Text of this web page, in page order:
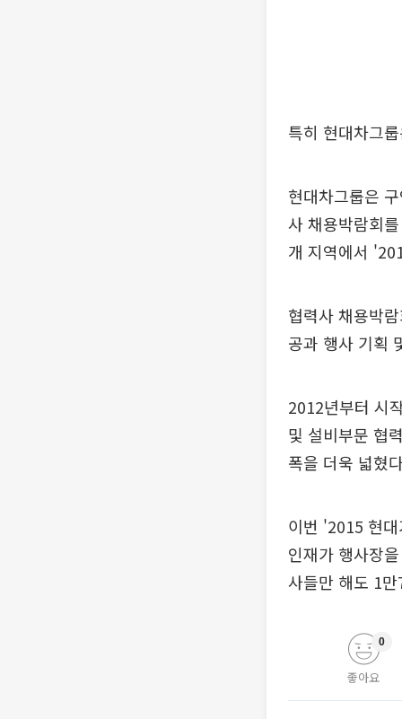
특히 현대차그
현대차그룹은
사 채용박람회
개 지역에서
협력사 채용박
공과 행사 기획
2012년부터 시
및 설비부문 협
폭을 더욱 넓혔
이번 '2015 현
인재가 행사장
사들만 해도 1
좋아요
0